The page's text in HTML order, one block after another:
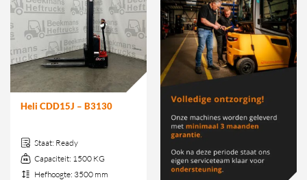
Heli CDD15J – B3130
Staat: Ready
Capaciteit: 1500 KG
Hefhoogte: 3500 mm